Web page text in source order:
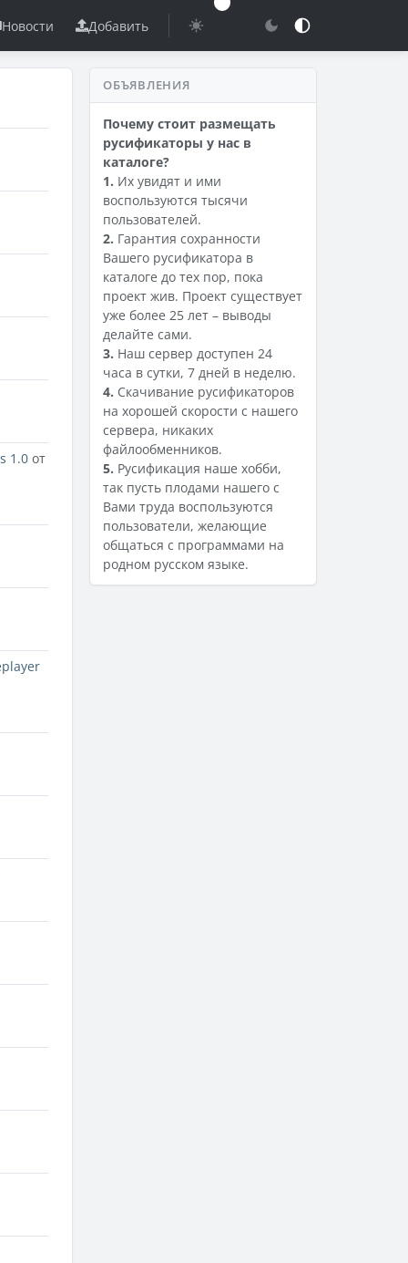
Новости Добавить
1.0 от
ОБЪЯВЛЕНИЯ
Почему стоит размещать
русификаторы у нас в
каталоге?
1. Их увидят и ими
воспользуются тысячи
пользователей.
2. Гарантия сохранности
Вашего русификатора в
каталоге до тех пор, пока
проект жив. Проект существует
уже более 25 лет – выводы
делайте сами.
3. Наш сервер доступен 24
часа в сутки, 7 дней в неделю.
4. Скачивание русификаторов
на хорошей скорости с нашего
сервера, никаких
файлообменников.
5. Русификация наше хобби,
так пусть плодами нашего с
Вами труда воспользуются
пользователи, желающие
общаться с программами на
родном русском языке.